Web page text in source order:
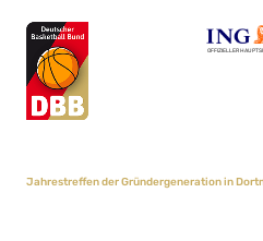
OFFIZIELLER
Jahrestreffen der Gründergeneration in